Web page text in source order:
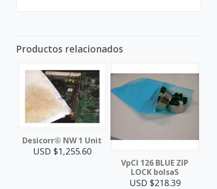
Productos relacionados
Desicorr® NW 1 Unit
USD $1,255.60
VpCI 126 BLUE ZIP
LOCK bolsaS
USD $218.39